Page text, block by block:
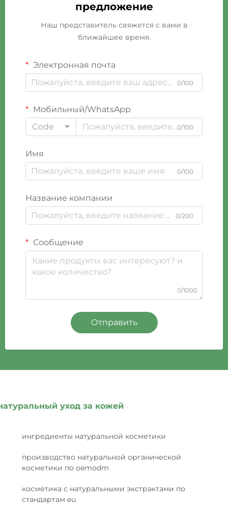
предложение
Наш представитель свяжется с вами в
ближайшее время.
Электронная почта
0/100
Мобильный/WhatsApp
Code
0/100
Имя
0/100
Название компании
0/200
Сообщение
0/1000
Отправить
уход за кожей
ингредиенты натуральной косметики
производство натуральной органической
косметики по oemodm
косметика с натуральными экстрактами по
стандартам eu